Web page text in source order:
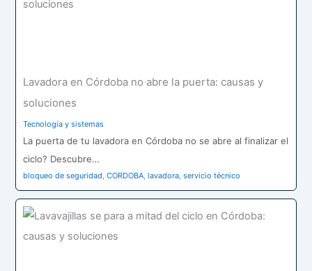
Lavadora en Córdoba no abre la puerta: causas y
soluciones
Tecnología y sistemas
La puerta de tu lavadora en Córdoba no se abre al finalizar el
ciclo? Descubre…
bloqueo de seguridad,CORDOBA,lavadora,servicio técnico